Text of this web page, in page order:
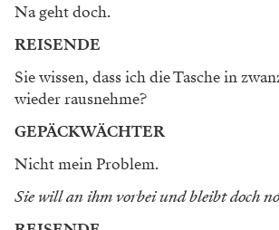
Na geht doch.
REISENDE
Sie wissen, dass ich die Tasche in
wieder rausnehme?
GEPÄCKWÄCHTER
Nicht mein Problem.
Sie will an ihm vorbei und bleibt doch